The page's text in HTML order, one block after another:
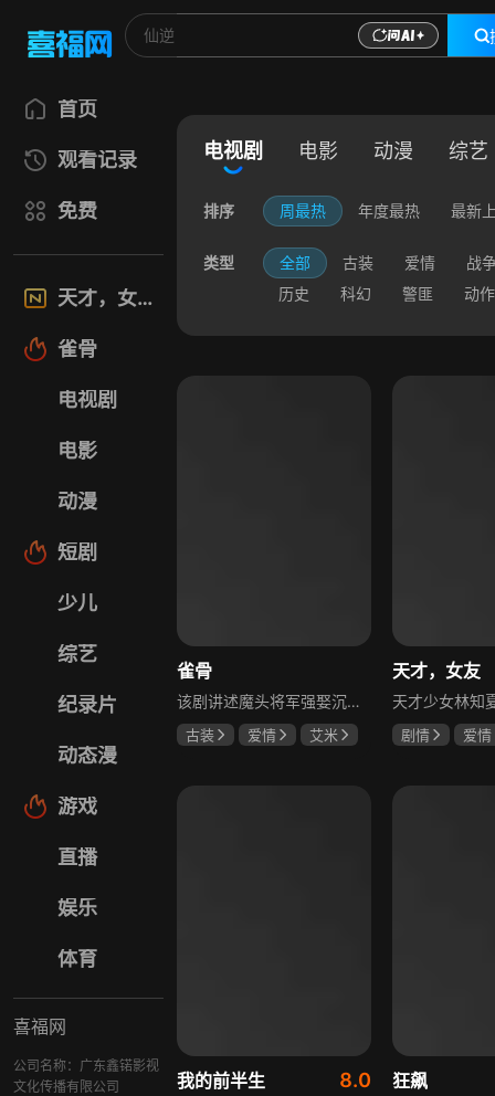
首页
观看记录
免费
天才，女友
雀骨
电视剧
电影
动漫
短剧
少儿
综艺
纪录片
动态漫
游戏
直播
娱乐
体育
喜福网
公司名称：广东鑫锘影视
文化传播有限公司
电视剧 电影 动漫 综艺
排序 周最热 年度最热 最新
类型 全部 古装 爱情
战
历史
科幻 警匪 动作
雀骨
该剧讲述魔头将军强娶沉迷机关术的财迷假千金，两人从契约夫妻起步，在生死局中互扒马甲，爱意与杀意交织共生。过程中他们揭露朝堂阴谋，破解生死乱局，最终共同守护家国太平，融合了权谋、爱情、冒险等多重元素，情节跌宕起伏。
古装 爱情
艾米
天才，女友
剧情
爱情
我的前半生 8.0 狂飙